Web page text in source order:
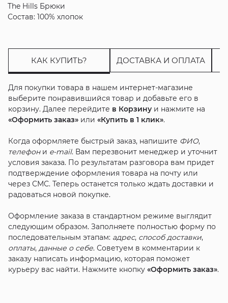
The Hills Брюки
Состав: 100% хлопок
КАК КУПИТЬ? ДОСТАВКА И ОПЛАТА
Для покупки товара в нашем интернет-магазине
выберите понравившийся товар и добавьте его в
корзину. Далее перейдите в Корзинуи нажмите на
«Оформить заказ»или «Купить в 1 клик».
Когда оформляете быстрый заказ, напишите ФИО,
телефони e-mail. Вам перезвонит менеджер и уточнит
условия заказа. По результатам разговора вам придет
подтверждение оформления товара на почту или
через СМС. Теперь останется только ждать доставки и
радоваться новой покупке.
Оформление заказа в стандартном режиме выглядит
следующим образом. Заполняете полностью форму по
последовательным этапам: адрес, способ доставки,
оплаты, данные о себе. Советуем в комментарии к
заказу написать информацию, которая поможет
курьеру вас найти. Нажмите кнопку «Оформить заказ».